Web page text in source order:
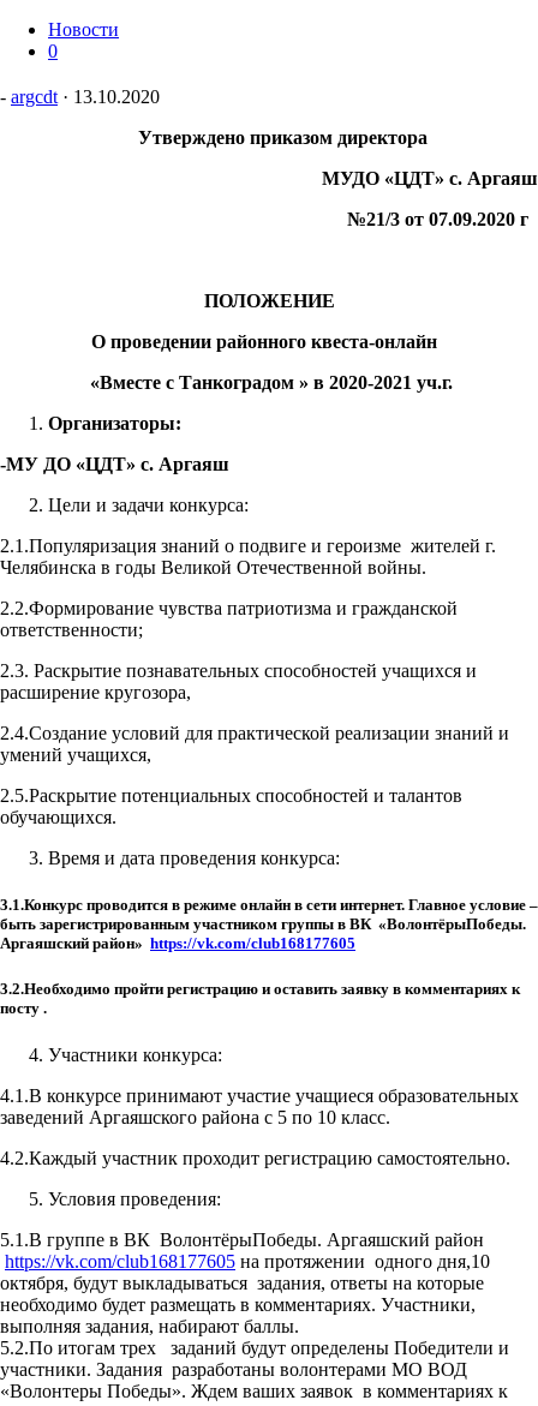
Новости
0
- argcdt · 13.10.2020
Утверждено приказом директора
МУДО «ЦДТ» с. Аргаяш
№21/3 от 07.09.2020 г
ПОЛОЖЕНИЕ
О проведении районного квеста-онлайн
«Вместе с Танкоградом » в 2020-2021 уч.г.
Организаторы:
-МУ ДО «ЦДТ» с. Аргаяш
Цели и задачи конкурса:
2.1.Популяризация знаний о подвиге и героизме жителей г.
Челябинска в годы Великой Отечественной войны.
2.2.Формирование чувства патриотизма и гражданской
ответственности;
2.3. Раскрытие познавательных способностей учащихся и
расширение кругозора,
2.4.Создание условий для практической реализации знаний и
умений учащихся,
2.5.Раскрытие потенциальных способностей и талантов
обучающихся.
Время и дата проведения конкурса:
3.1.Конкурс проводится в режиме онлайн в сети интернет. Главное условие –
быть зарегистрированным участником группы в ВК «ВолонтёрыПобеды.
Аргаяшский район» https://vk.com/club168177605
3.2.Необходимо пройти регистрацию и оставить заявку в комментариях к
посту .
Участники конкурса:
4.1.В конкурсе принимают участие учащиеся образовательных
заведений Аргаяшского района с 5 по 10 класс.
4.2.Каждый участник проходит регистрацию самостоятельно.
Условия проведения:
5.1.В группе в ВК ВолонтёрыПобеды. Аргаяшский район
https://vk.com/club168177605 на протяжении одного дня,10
октября, будут выкладываться задания, ответы на которые
необходимо будет размещать в комментариях. Участники,
выполняя задания, набирают баллы.
5.2.По итогам трех заданий будут определены Победители и
участники. Задания разработаны волонтерами МО ВОД
«Волонтеры Победы». Ждем ваших заявок в комментариях к